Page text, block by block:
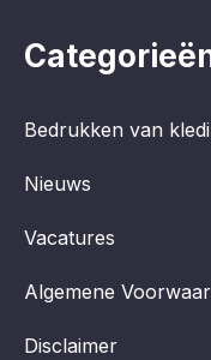
Bedrukken van
Nieuws
Vacatures
Algemene
Disclaimer